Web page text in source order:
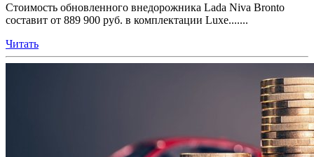
Стоимость обновленного внедорожника Lada Niva Bronto
составит от 889 900 руб. в комплектации Luxe.......
Читать